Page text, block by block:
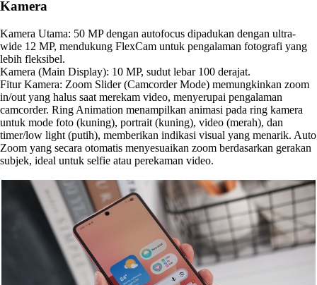
Kamera
Kamera Utama: 50 MP dengan autofocus dipadukan dengan ultra-
wide 12 MP, mendukung FlexCam untuk pengalaman fotografi yang
lebih fleksibel.
Kamera (Main Display): 10 MP, sudut lebar 100 derajat.
Fitur Kamera: Zoom Slider (Camcorder Mode) memungkinkan zoom
in/out yang halus saat merekam video, menyerupai pengalaman
camcorder. Ring Animation menampilkan animasi pada ring kamera
untuk mode foto (kuning), portrait (kuning), video (merah), dan
timer/low light (putih), memberikan indikasi visual yang menarik. Auto
Zoom yang secara otomatis menyesuaikan zoom berdasarkan gerakan
subjek, ideal untuk selfie atau perekaman video.